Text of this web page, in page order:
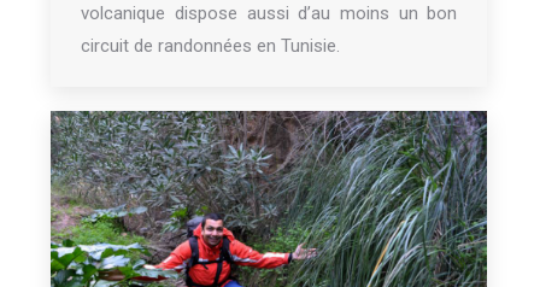
volcanique dispose aussi d’au moins un bon
circuit de randonnées en Tunisie.